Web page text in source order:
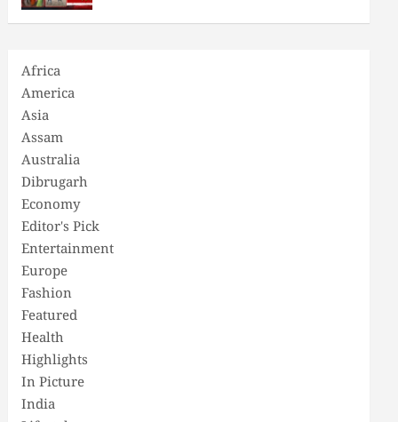
Africa
America
Asia
Assam
Australia
Dibrugarh
Economy
Editor's Pick
Entertainment
Europe
Fashion
Featured
Health
Highlights
In Picture
India